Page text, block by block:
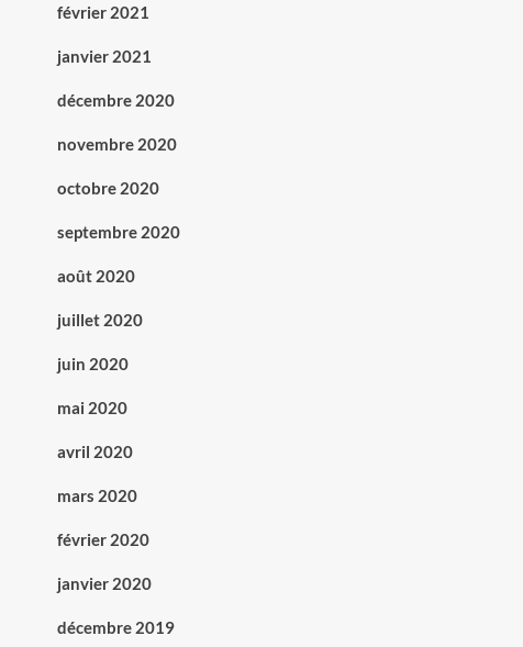
février 2021
janvier 2021
décembre 2020
novembre 2020
octobre 2020
septembre 2020
août 2020
juillet 2020
juin 2020
mai 2020
avril 2020
mars 2020
février 2020
janvier 2020
décembre 2019